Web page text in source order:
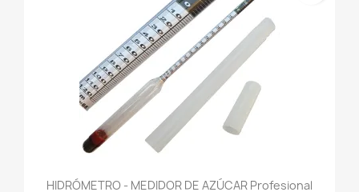
HIDRÓMETRO - MEDIDOR DE AZÚCAR Profesional